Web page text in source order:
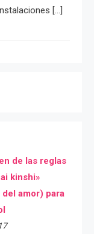
[…]
de las reglas
kinshi»
amor) para